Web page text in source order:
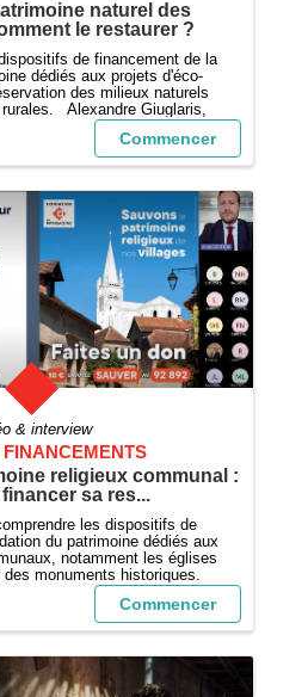
naturel des
le restaurer ?
de financement de la
dédiés aux projets d'éco-
des milieux naturels
Alexandre Giuglaris,
la Fondation du patrimoine,
de la Fonda...
Commencer
& interview
religieux communal :
sa res...
les dispositifs de
du patrimoine dédiés aux
notamment les églises
monuments historiques.
Commencer